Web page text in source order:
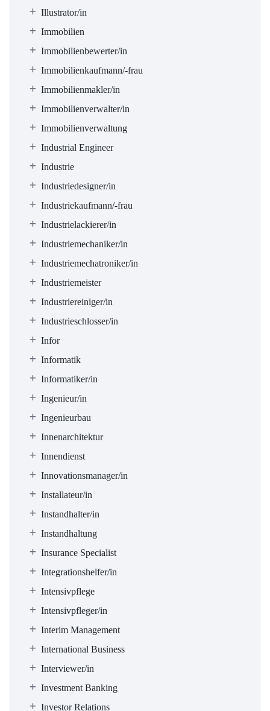
Illustrator/in
Immobilien
Immobilienbewerter/in
Immobilienkaufmann/-frau
Immobilienmakler/in
Immobilienverwalter/in
Immobilienverwaltung
Industrial Engineer
Industrie
Industriedesigner/in
Industriekaufmann/-frau
Industrielackierer/in
Industriemechaniker/in
Industriemechatroniker/in
Industriemeister
Industriereiniger/in
Industrieschlosser/in
Infor
Informatik
Informatiker/in
Ingenieur/in
Ingenieurbau
Innenarchitektur
Innendienst
Innovationsmanager/in
Installateur/in
Instandhalter/in
Instandhaltung
Insurance Specialist
Integrationshelfer/in
Intensivpflege
Intensivpfleger/in
Interim Management
International Business
Interviewer/in
Investment Banking
Investor Relations